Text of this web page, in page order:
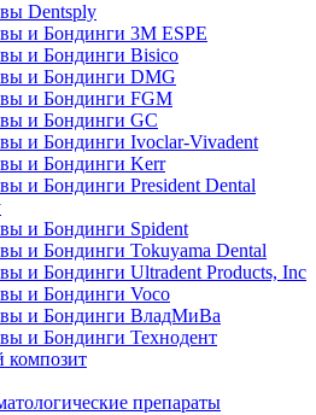
Dentsply
и Бондинги 3M ESPE
и Бондинги Bisico
и Бондинги DMG
и Бондинги FGM
и Бондинги GC
и Бондинги Ivoclar-Vivadent
и Бондинги Kerr
и Бондинги President Dental
и Бондинги Spident
и Бондинги Tokuyama Dental
и Бондинги Ultradent Products, Inc
и Бондинги Voco
и Бондинги ВладМиВа
и Бондинги Технодент
композит
препараты